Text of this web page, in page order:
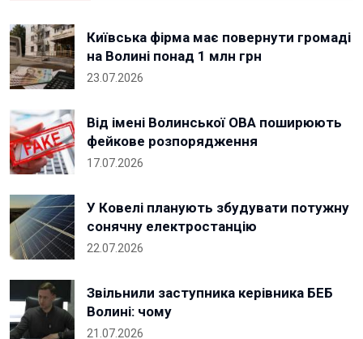
Київська фірма має повернути громаді
на Волині понад 1 млн грн
23.07.2026
Від імені Волинської ОВА поширюють
фейкове розпорядження
17.07.2026
У Ковелі планують збудувати потужну
сонячну електростанцію
22.07.2026
Звільнили заступника керівника БЕБ
Волині: чому
21.07.2026